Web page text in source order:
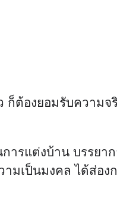
องยอมรับความจริ
ารแต่งบ้าน บรรย
มเป็นมงคล ได้ส่อ